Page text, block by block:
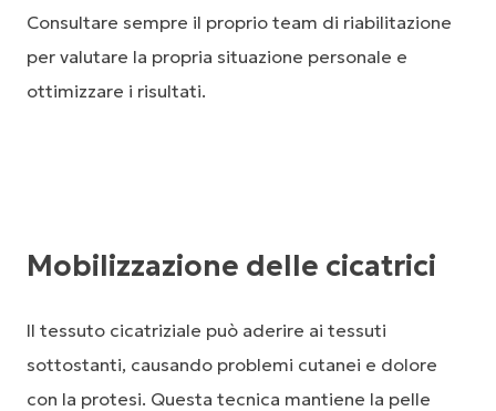
Consultare sempre il proprio team di riabilitazione
per valutare la propria situazione personale e
ottimizzare i risultati.
Mobilizzazione delle cicatrici
Il tessuto cicatriziale può aderire ai tessuti
sottostanti, causando problemi cutanei e dolore
con la protesi. Questa tecnica mantiene la pelle